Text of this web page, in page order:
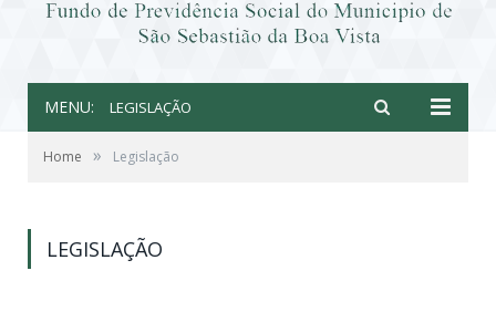
MENU: LEGISLAÇÃO
Home » Legislação
LEGISLAÇÃO